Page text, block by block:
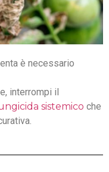
è necessario
interrompi il
sistemico che